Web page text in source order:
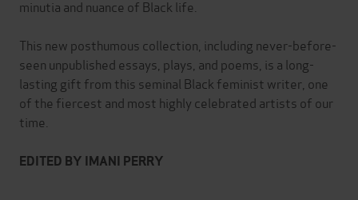
minutia and nuance of Black life.
This new posthumous collection, including never-before-
seen unpublished essays, plays, and poems, is a long-
lasting gift from this seminal Black feminist writer, one
of the fiercest and most highly celebrated artists of our
time.
EDITED BY IMANI PERRY